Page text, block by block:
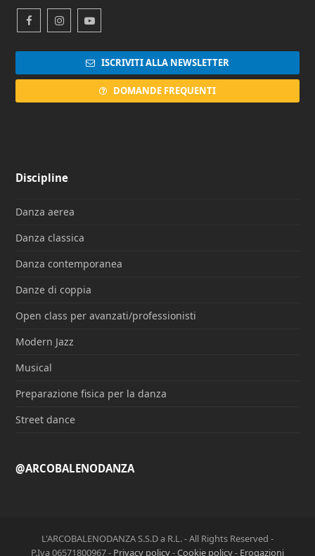
FacebookInstagramYoutube
ISCRIVITI ALLA NEWSLETTER
DOMANDE FREQUENTI
Discipline
Danza aerea
Danza classica
Danza contemporanea
Danze di coppia
Open class per avanzati/professionisti
Modern Jazz
Musical
Preparazione fisica per la danza
Street dance
@ARCOBALENODANZA
L'ARCOBALENODANZA S.S.D a R.L. - All Rights Reserved -
P.Iva 06571800967 - Privacy policy-Cookie policy- Erogazioni